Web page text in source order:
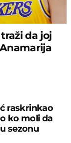
da joj
raskrinkao
ko moli da
sezonu